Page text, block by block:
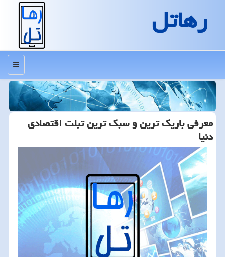
رهاتل
منو
معرفی باریک ترین و سبک ترین تبلت اقتصادی
دنیا